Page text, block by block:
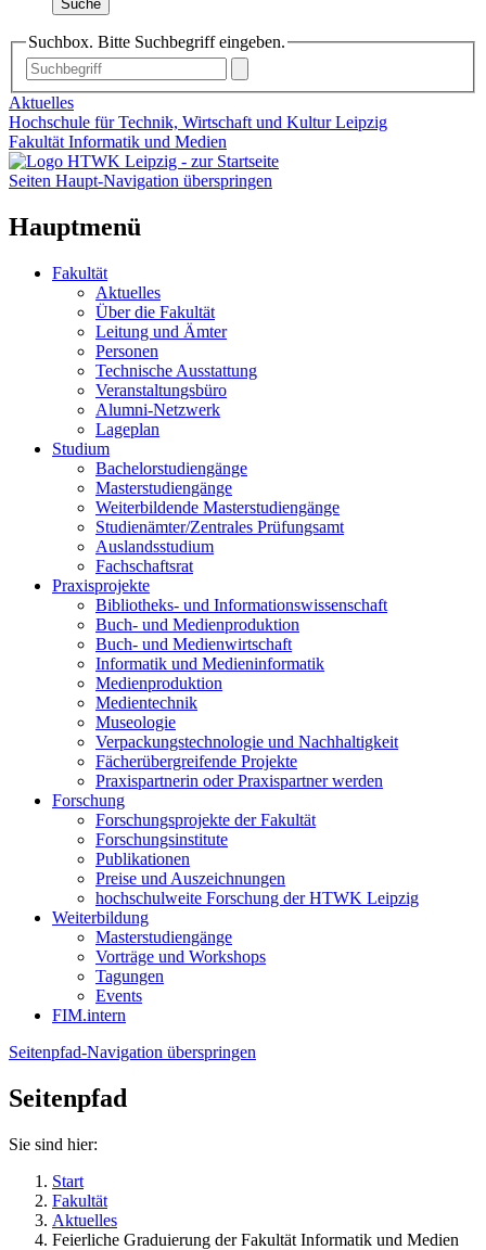
Suche
Suchbox. Bitte Suchbegriff eingeben.
Aktuelles
Hochschule für Technik, Wirtschaft und Kultur Leipzig
Fakultät Informatik und Medien
Seiten Haupt-Navigation überspringen
Hauptmenü
Fakultät
Aktuelles
Über die Fakultät
Leitung und Ämter
Personen
Technische Ausstattung
Veranstaltungsbüro
Alumni-Netzwerk
Lageplan
Studium
Bachelorstudiengänge
Masterstudiengänge
Weiterbildende Masterstudiengänge
Studienämter/Zentrales Prüfungsamt
Auslandsstudium
Fachschaftsrat
Praxisprojekte
Bibliotheks- und Informationswissenschaft
Buch- und Medienproduktion
Buch- und Medienwirtschaft
Informatik und Medieninformatik
Medienproduktion
Medientechnik
Museologie
Verpackungstechnologie und Nachhaltigkeit
Fächerübergreifende Projekte
Praxispartnerin oder Praxispartner werden
Forschung
Forschungsprojekte der Fakultät
Forschungsinstitute
Publikationen
Preise und Auszeichnungen
hochschulweite Forschung der HTWK Leipzig
Weiterbildung
Masterstudiengänge
Vorträge und Workshops
Tagungen
Events
FIM.intern
Seitenpfad-Navigation überspringen
Seitenpfad
Sie sind hier:
Start
Fakultät
Aktuelles
Feierliche Graduierung der Fakultät Informatik und Medien